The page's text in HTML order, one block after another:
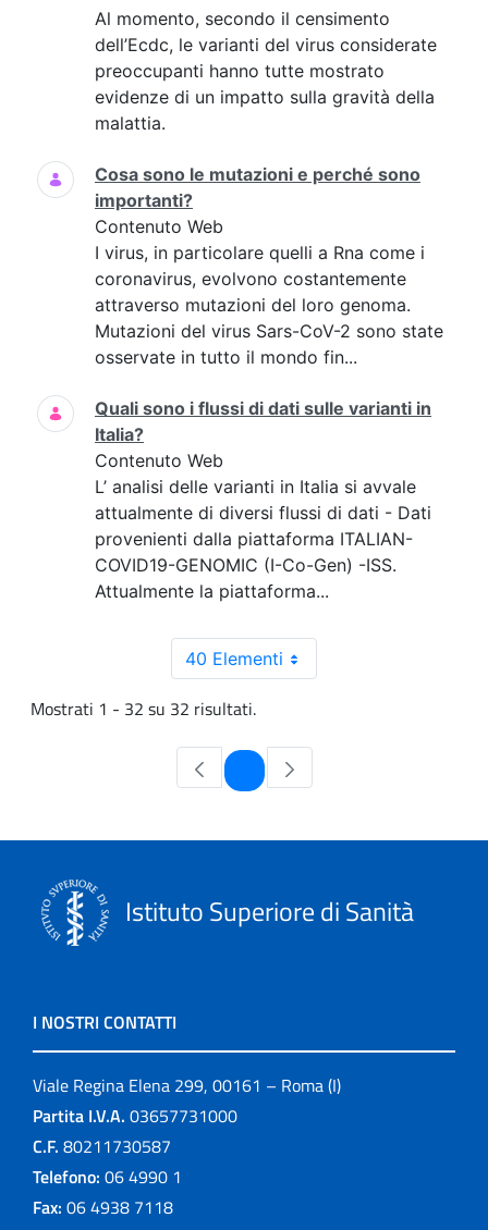
Al momento, secondo il censimento
dell’Ecdc, le varianti del virus considerate
preoccupanti hanno tutte mostrato
evidenze di un impatto sulla gravità della
malattia.
Cosa sono le mutazioni e perché sono
importanti?
Contenuto Web
I virus, in particolare quelli a Rna come i
coronavirus, evolvono costantemente
attraverso mutazioni del loro genoma.
Mutazioni del virus Sars-CoV-2 sono state
osservate in tutto il mondo fin...
Quali sono i flussi di dati sulle varianti in
Italia?
Contenuto Web
L’ analisi delle varianti in Italia si avvale
attualmente di diversi flussi di dati - Dati
provenienti dalla piattaforma ITALIAN-
COVID19-GENOMIC (I-Co-Gen) -ISS.
Attualmente la piattaforma...
40 Elementi
Mostrati 1 - 32 su 32 risultati.
Pagina
Istituto Superiore di Sanità
I NOSTRI CONTATTI
Viale Regina Elena 299, 00161 – Roma (I)
Partita I.V.A. 03657731000
C.F. 80211730587
Telefono: 06 4990 1
Fax: 06 4938 7118